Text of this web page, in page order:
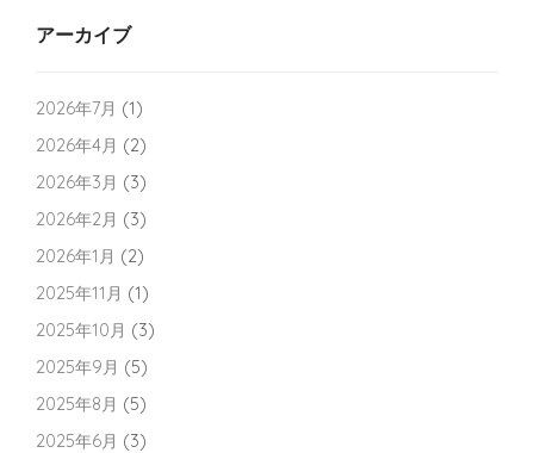
アーカイブ
2026年7月 (1)
2026年4月 (2)
2026年3月 (3)
2026年2月 (3)
2026年1月 (2)
2025年11月 (1)
2025年10月 (3)
2025年9月 (5)
2025年8月 (5)
2025年6月 (3)